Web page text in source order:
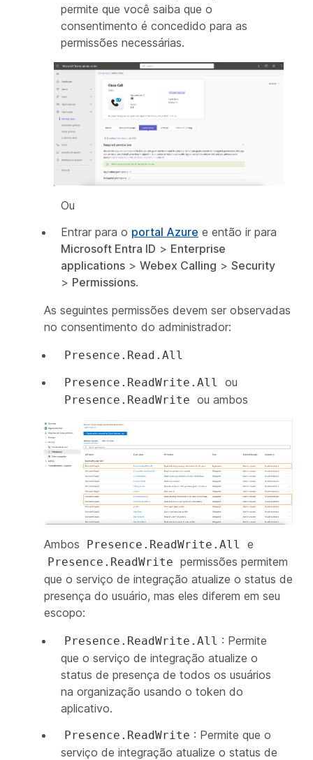
permite que você saiba que o
consentimento é concedido para as
permissões necessárias.
Ou
Entrar para o portal Azure e então ir para
Microsoft Entra ID > Enterprise
applications > Webex Calling > Security
> Permissions.
As seguintes permissões devem ser observadas
no consentimento do administrador:
Presence.Read.All
Presence.ReadWrite.All ou
Presence.ReadWrite ou ambos
Ambos Presence.ReadWrite.All e
Presence.ReadWrite permissões permitem
que o serviço de integração atualize o status de
presença do usuário, mas eles diferem em seu
escopo:
Presence.ReadWrite.All : Permite
que o serviço de integração atualize o
status de presença de todos os usuários
na organização usando o token do
aplicativo.
Presence.ReadWrite : Permite que o
serviço de integração atualize o status de